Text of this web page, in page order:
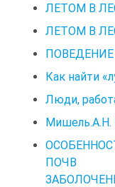
ЛЕТОМ В
ЛЕТОМ В
ПОВЕДЕНИЕ
Как найти
Люди,
Мишель.А.Н.
ПОЧВ